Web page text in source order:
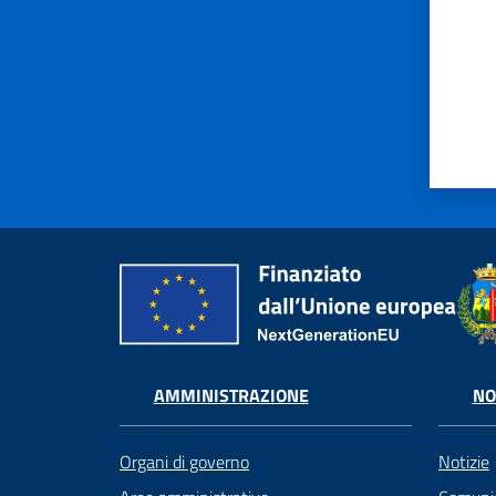
AMMINISTRAZIONE
Organi di governo
Notizie